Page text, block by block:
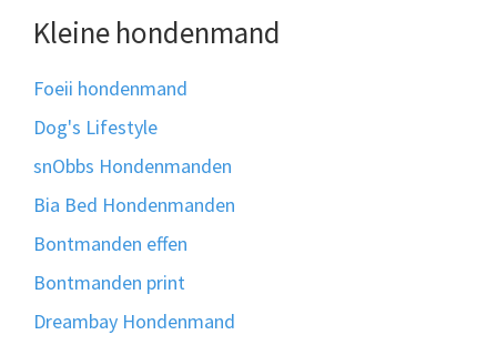
Kleine hondenmand
Foeii hondenmand
Dog's Lifestyle
snObbs Hondenmanden
Bia Bed Hondenmanden
Bontmanden effen
Bontmanden print
Dreambay Hondenmand